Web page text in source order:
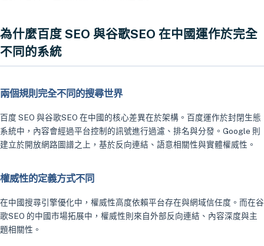
為什麼百度 SEO 與谷歌SEO 在中國運作於完全
不同的系統
兩個規則完全不同的搜尋世界
百度 SEO 與谷歌SEO 在中國的核心差異在於架構。百度運作於封閉生態
系統中，內容會經過平台控制的訊號進行過濾、排名與分發。Google 則
建立於開放網路圖譜之上，基於反向連結、語意相關性與實體權威性。
權威性的定義方式不同
在中國搜尋引擎優化中，權威性高度依賴平台存在與網域信任度。而在谷
歌SEO 的中國市場拓展中，權威性則來自外部反向連結、內容深度與主
題相關性。